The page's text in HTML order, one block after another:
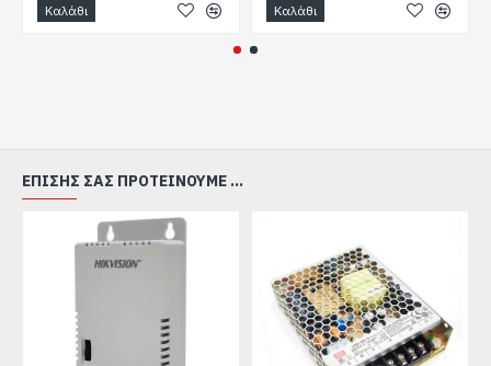
Καλάθι Καλάθι
ΕΠΊΣΗΣ ΣΑΣ ΠΡΟΤΕΊΝΟΥΜΕ ...